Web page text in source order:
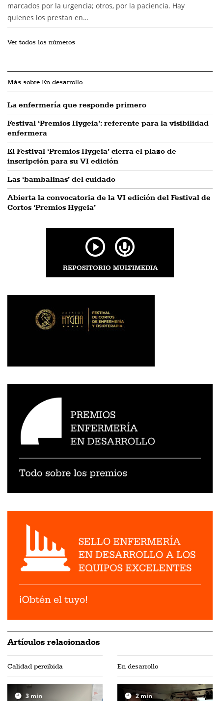
marcados por la urgencia; otros, por la paciencia. Hay
quienes los prestan en…
Ver todos los números
Más sobre En desarrollo
La enfermería que responde primero
Festival ‘Premios Hygeia’: referente para la visibilidad
enfermera
El Festival ‘Premios Hygeia’ cierra el plazo de
inscripción para su VI edición
Las ‘bambalinas’ del cuidado
Abierta la convocatoria de la VI edición del Festival de
Cortos ‘Premios Hygeia’
REPOSITORIO MULTIMEDIA
Artículos relacionados
Calidad percibida
3 min
En desarrollo
2min